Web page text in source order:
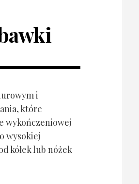
i
które
wykończeniowej
wysokiej
kółek lub nóżek